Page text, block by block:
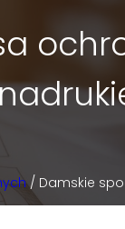
/ Damskie